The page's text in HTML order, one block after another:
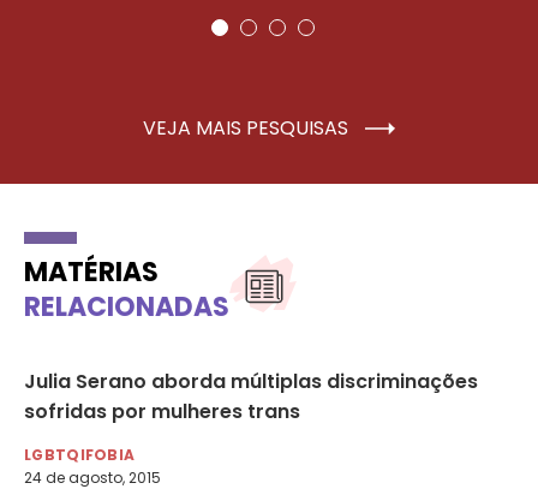
VEJA MAIS PESQUISAS
MATÉRIAS
RELACIONADAS
Julia Serano aborda múltiplas discriminações
sofridas por mulheres trans
LGBTQIFOBIA
24 de agosto, 2015